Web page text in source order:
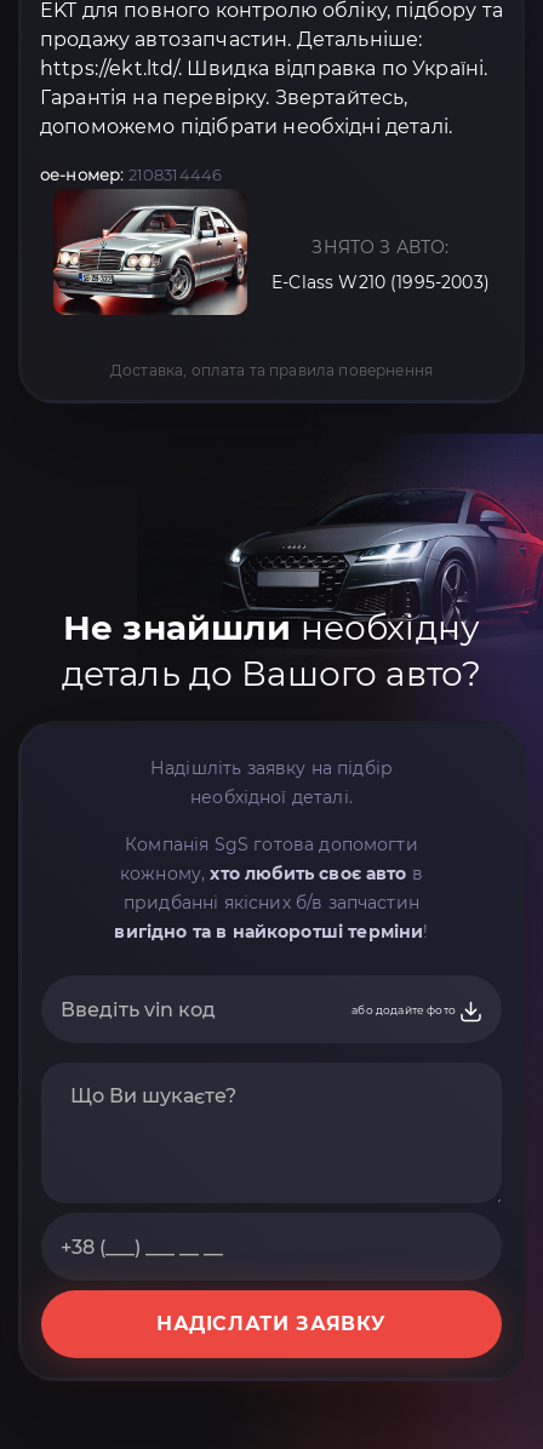
EKT для повного контролю обліку, підбору та
продажу автозапчастин. Детальніше:
https://ekt.ltd/. Швидка відправка по Україні.
Гарантія на перевірку. Звертайтесь,
допоможемо підібрати необхідні деталі.
oe-номер: 2108314446
ЗНЯТО З АВТО:
E-Class W210 (1995-2003)
Доставка, оплата та правила повернення
Не знайшлинеобхідну
деталь до Вашого авто?
Надішліть заявку на підбір
необхідної деталі.
Компанія SgS готова допомогти
кожному,хто любить своє авто в
придбанні якісних б/в запчастин
вигідно та в найкоротші терміни!
або додайте фото
НАДІСЛАТИ ЗАЯВКУ